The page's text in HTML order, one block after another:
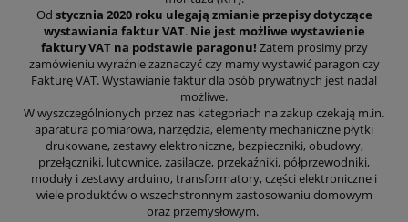
Od stycznia 2020 roku ulegają zmianie przepisy dotyczące
wystawiania faktur VAT. Nie jest możliwe wystawienie
faktury VAT na podstawie paragonu! Zatem prosimy przy
zamówieniu wyraźnie zaznaczyć czy mamy wystawić paragon czy
Fakturę VAT. Wystawianie faktur dla osób prywatnych jest nadal
możliwe.
W wyszczególnionych przez nas kategoriach na zakup czekają m.in.
aparatura pomiarowa, narzędzia, elementy mechaniczne płytki
drukowane, zestawy elektroniczne, bezpieczniki, obudowy,
przełączniki, lutownice, zasilacze, przekaźniki, półprzewodniki,
moduły i zestawy arduino, transformatory, części elektroniczne i
wiele produktów o wszechstronnym zastosowaniu domowym
oraz przemysłowym.